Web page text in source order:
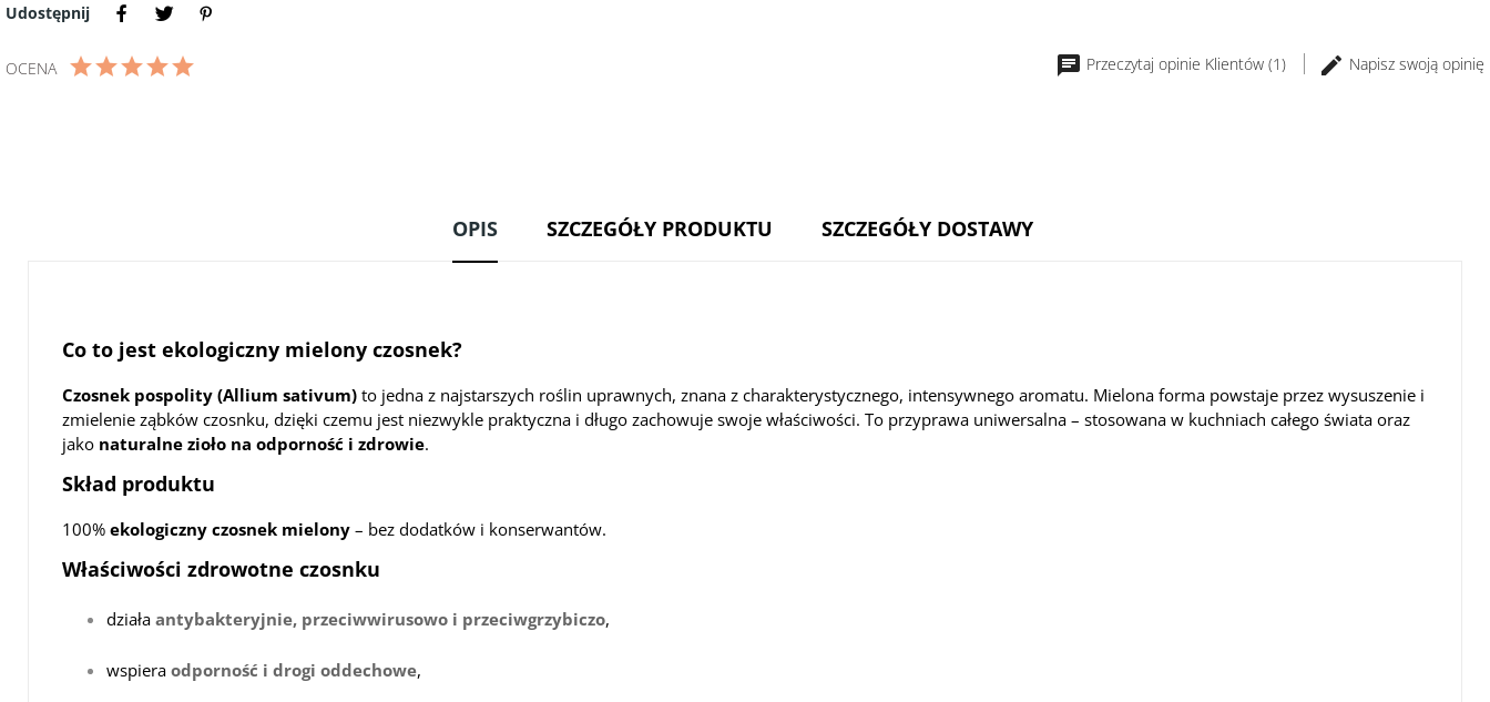
Udostępnij
OCENA Przeczytaj opinie Klientów (1) Napisz swoją opinię
OPIS SZCZEGÓŁY PRODUKTU SZCZEGÓŁY DOSTAWY
Co to jest ekologiczny mielony czosnek?
Czosnek pospolity (Allium sativum) to jedna z najstarszych roślin uprawnych, znana z charakterystycznego, intensywnego aromatu. Mielona forma powstaje przez wysuszenie i
zmielenie ząbków czosnku, dzięki czemu jest niezwykle praktyczna i długo zachowuje swoje właściwości. To przyprawa uniwersalna – stosowana w kuchniach całego świata oraz
jako naturalne zioło na odporność i zdrowie.
Skład produktu
100% ekologiczny czosnek mielony – bez dodatków i konserwantów.
Właściwości zdrowotne czosnku
działa antybakteryjnie, przeciwwirusowo i przeciwgrzybiczo,
wspiera odporność i drogi oddechowe,